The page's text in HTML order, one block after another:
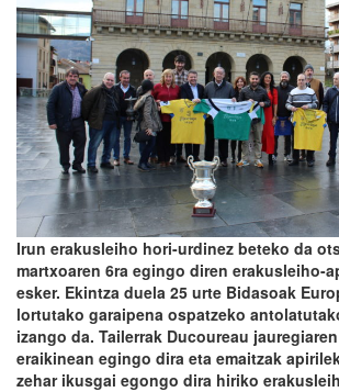
Irun erakusleiho hori-urdinez beteko da
martxoaren 6ra egingo diren erakusleiho-
esker. Ekintza duela 25 urte Bidasoak
lortutako garaipena ospatzeko
izango da. Tailerrak Ducoureau
eraikinean egingo dira eta emaitzak
zehar ikusgai egongo dira hiriko